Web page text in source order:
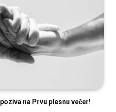
na Prvu plesnu večer!